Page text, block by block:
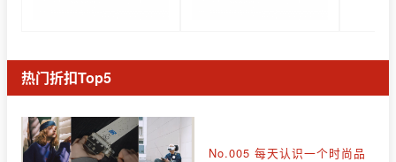
热门折扣Top5
No.005 每天认识一个时尚品